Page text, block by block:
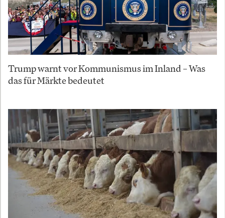
Trump warnt vor Kommunismus im Inland – Was
das für Märkte bedeutet